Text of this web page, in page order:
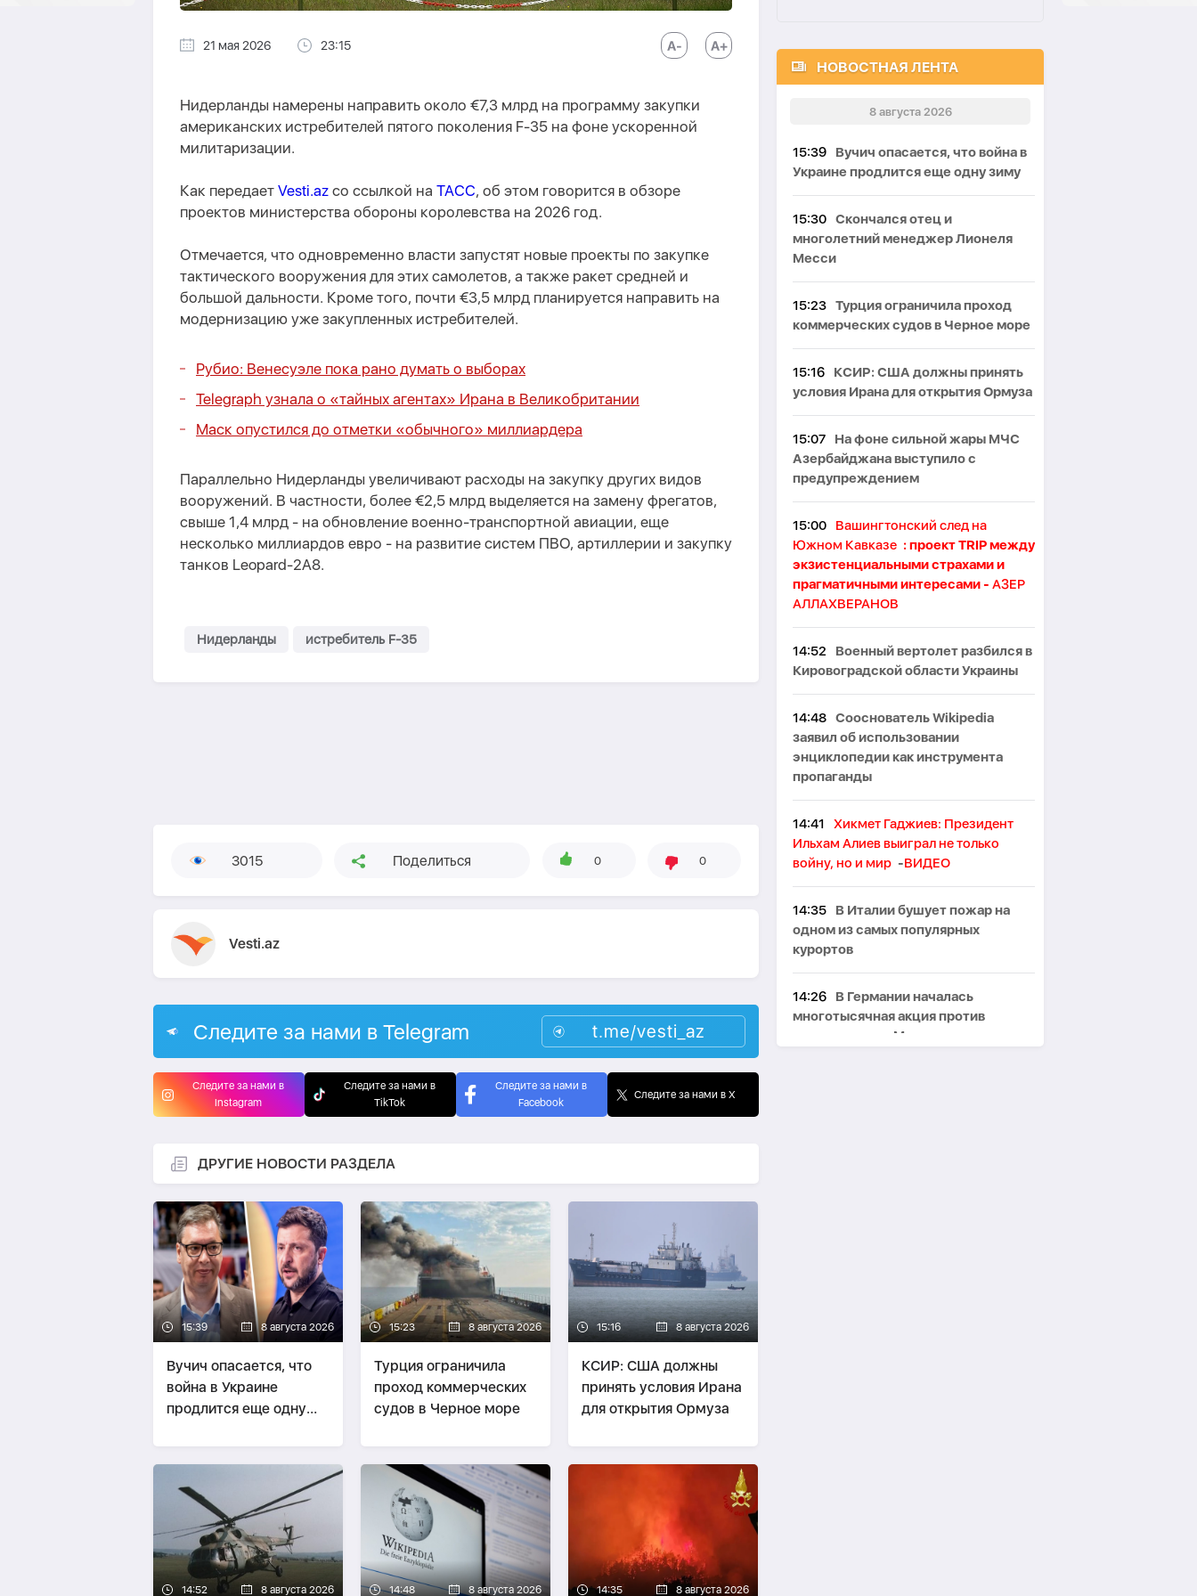
21 мая 2026 23:15
Нидерланды намерены направить около €7,3 млрд на программу закупки
американских истребителей пятого поколения F-35 на фоне ускоренной
милитаризации.
Как передает Vesti.az со ссылкой на ТАСС, об этом говорится в обзоре
проектов министерства обороны королевства на 2026 год.
Отмечается, что одновременно власти запустят новые проекты по закупке
тактического вооружения для этих самолетов, а также ракет средней и
большой дальности. Кроме того, почти €3,5 млрд планируется направить на
модернизацию уже закупленных истребителей.
Рубио: Венесуэле пока рано думать о выборах
Telegraph узнала о «тайных агентах» Ирана в Великобритании
Маск опустился до отметки «обычного» миллиардера
Параллельно Нидерланды увеличивают расходы на закупку других видов
вооружений. В частности, более €2,5 млрд выделяется на замену фрегатов,
свыше 1,4 млрд - на обновление военно-транспортной авиации, еще
несколько миллиардов евро - на развитие систем ПВО, артиллерии и закупку
танков Leopard-2A8.
Нидерланды истребитель F-35
3015 Поделиться 0 0
Vesti.az
Следите за нами в Telegram t.me/vesti_az
Следите за нами в
Instagram
Следите за нами в
TikTok
Следите за нами в
Facebook
Следите за нами в X
ДРУГИЕ НОВОСТИ РАЗДЕЛА
15:39 8 августа 2026
Вучич опасается, что
война в Украине
продлится еще одну
15:23 8 августа 2026
Турция ограничила
проход коммерческих
судов в Черное море
15:16 8 августа 2026
КСИР: США должны
принять условия Ирана
для открытия Ормуза
14:52 8 августа 2026 14:48 8 августа 2026 14:35 8 августа 2026
НОВОСТНАЯ ЛЕНТА
8 августа 2026
15:39
Вучич опасается, что война в
Украине продлится еще одну зиму
15:30 Скончался отец и
многолетний менеджер Лионеля
Месси
15:23 Турция ограничила проход
коммерческих судов в Черное море
15:16
КСИР: США должны принять
условия Ирана для открытия Ормуза
15:07
На фоне сильной жары МЧС
Азербайджана выступило с
предупреждением
15:00
Вашингтонский след на
Южном Кавказе : проект TRIP между
экзистенциальными страхами и
прагматичными интересами - АЗЕР
АЛЛАХВЕРАНОВ
14:52
Военный вертолет разбился в
Кировоградской области Украины
14:48 Сооснователь Wikipedia
заявил об использовании
энциклопедии как инструмента
пропаганды
14:41
Хикмет Гаджиев: Президент
Ильхам Алиев выиграл не только
войну, но и мир -ВИДЕО
14:35
В Италии бушует пожар на
одном из самых популярных
курортов
14:26
В Германии началась
многотысячная акция против
правительства Мерца